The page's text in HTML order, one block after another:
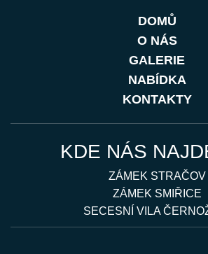
DOMŮ
O NÁS
GALERIE
NABÍDKA
KONTAKTY
KDE NÁS
ZÁMEK STRAČOV
ZÁMEK SMIŘICE
SECESNÍ VILA